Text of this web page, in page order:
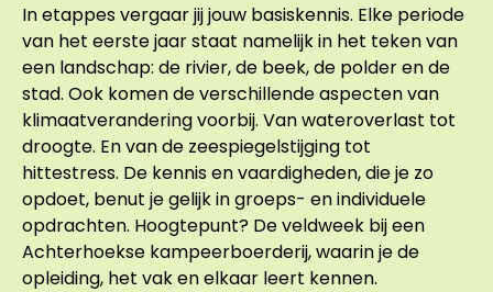
In etappes vergaar jij jouw basiskennis. Elke periode
van het eerste jaar staat namelijk in het teken van
een landschap: de rivier, de beek, de polder en de
stad. Ook komen de verschillende aspecten van
klimaatverandering voorbij. Van wateroverlast tot
droogte. En van de zeespiegelstijging tot
hittestress. De kennis en vaardigheden, die je zo
opdoet, benut je gelijk in groeps- en individuele
opdrachten. Hoogtepunt? De veldweek bij een
Achterhoekse kampeerboerderij, waarin je de
opleiding, het vak en elkaar leert kennen.